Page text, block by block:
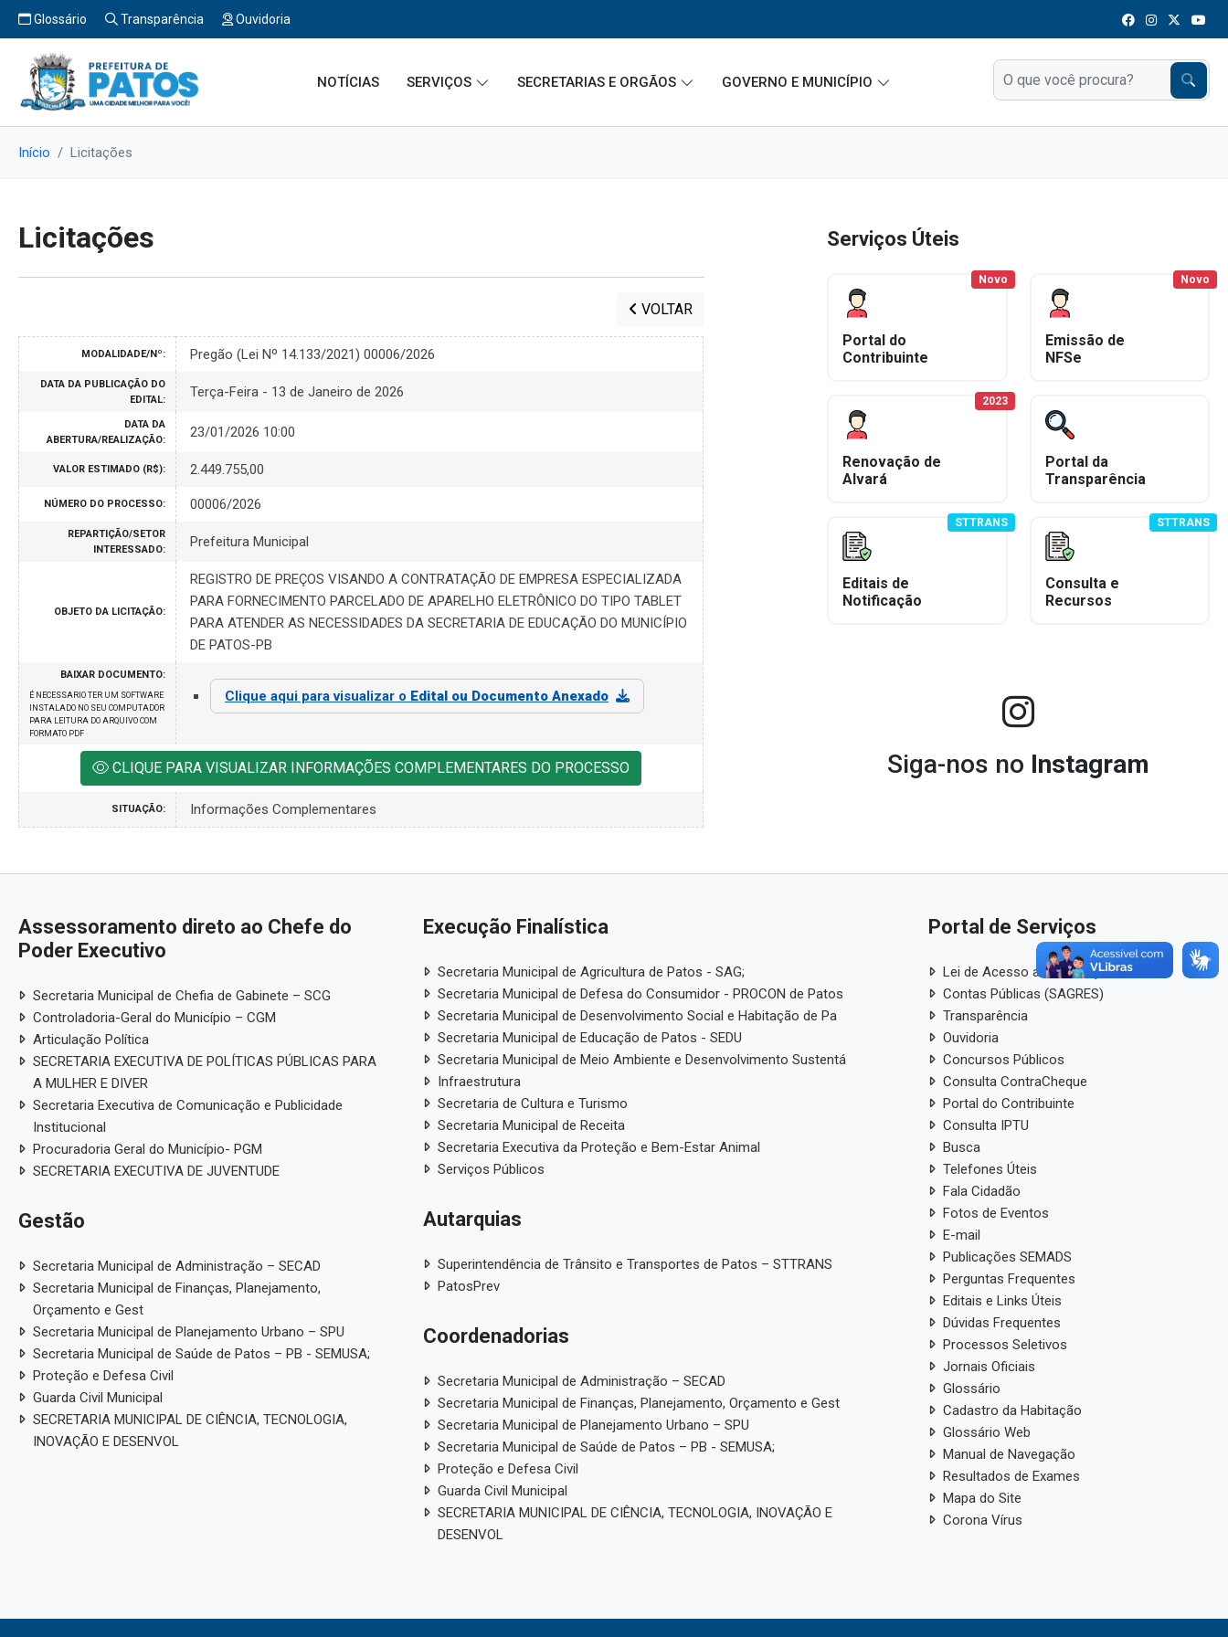
Glossário Transparência Ouvidoria
NOTÍCIAS SERVIÇOS SECRETARIAS E ORGÃOS GOVERNO E MUNICÍPIO
Início Licitações
Licitações
VOLTAR
MODALIDADE/Nº: Pregão (Lei Nº 14.133/2021) 00006/2026
DATA DA PUBLICAÇÃO DO
EDITAL:
Terça-Feira - 13 de Janeiro de 2026
DATA DA
ABERTURA/REALIZAÇÃO:
23/01/2026 10:00
VALOR ESTIMADO (R$): 2.449.755,00
NÚMERO DO PROCESSO: 00006/2026
REPARTIÇÃO/SETOR
INTERESSADO:
Prefeitura Municipal
OBJETO DA LICITAÇÃO:
REGISTRO DE PREÇOS VISANDO A CONTRATAÇÃO DE EMPRESA ESPECIALIZADA
PARA FORNECIMENTO PARCELADO DE APARELHO ELETRÔNICO DO TIPO TABLET
PARA ATENDER AS NECESSIDADES DA SECRETARIA DE EDUCAÇÃO DO MUNICÍPIO
DE PATOS-PB
BAIXAR DOCUMENTO:
É NECESSARIO TER UM SOFTWARE
INSTALADO NO SEU COMPUTADOR
PARA LEITURA DO ARQUIVO COM
FORMATO PDF
Clique aqui para visualizar o Edital ou Documento Anexado
CLIQUE PARA VISUALIZAR INFORMAÇÕES COMPLEMENTARES DO PROCESSO
SITUAÇÃO: Informações Complementares
Serviços Úteis
Portal do
Contribuinte
Novo
Emissão de
NFSe
Novo
Renovação de
Alvará
2023
Portal da
Transparência
Editais de
Notificação
STTRANS
Consulta e
Recursos
STTRANS
Siga-nos no Instagram
Assessoramento direto ao Chefe do
Poder Executivo
Secretaria Municipal de Chefia de Gabinete – SCG
Controladoria-Geral do Município – CGM
Articulação Política
SECRETARIA EXECUTIVA DE POLÍTICAS PÚBLICAS PARA
A MULHER E DIVER
Secretaria Executiva de Comunicação e Publicidade
Institucional
Procuradoria Geral do Município- PGM
SECRETARIA EXECUTIVA DE JUVENTUDE
Gestão
Secretaria Municipal de Administração – SECAD
Secretaria Municipal de Finanças, Planejamento,
Orçamento e Gest
Secretaria Municipal de Planejamento Urbano – SPU
Secretaria Municipal de Saúde de Patos – PB - SEMUSA;
Proteção e Defesa Civil
Guarda Civil Municipal
SECRETARIA MUNICIPAL DE CIÊNCIA, TECNOLOGIA,
INOVAÇÃO E DESENVOL
Execução Finalística
Secretaria Municipal de Agricultura de Patos - SAG;
Secretaria Municipal de Defesa do Consumidor - PROCON de Patos
Secretaria Municipal de Desenvolvimento Social e Habitação de Pa
Secretaria Municipal de Educação de Patos - SEDU
Secretaria Municipal de Meio Ambiente e Desenvolvimento Sustentá
Infraestrutura
Secretaria de Cultura e Turismo
Secretaria Municipal de Receita
Secretaria Executiva da Proteção e Bem-Estar Animal
Serviços Públicos
Autarquias
Superintendência de Trânsito e Transportes de Patos – STTRANS
PatosPrev
Coordenadorias
Secretaria Municipal de Administração – SECAD
Secretaria Municipal de Finanças, Planejamento, Orçamento e Gest
Secretaria Municipal de Planejamento Urbano – SPU
Secretaria Municipal de Saúde de Patos – PB - SEMUSA;
Proteção e Defesa Civil
Guarda Civil Municipal
SECRETARIA MUNICIPAL DE CIÊNCIA, TECNOLOGIA, INOVAÇÃO E
DESENVOL
Portal de Serviços
Lei de Acesso a Informação
Contas Públicas (SAGRES)
Transparência
Ouvidoria
Concursos Públicos
Consulta ContraCheque
Portal do Contribuinte
Consulta IPTU
Busca
Telefones Úteis
Fala Cidadão
Fotos de Eventos
E-mail
Publicações SEMADS
Perguntas Frequentes
Editais e Links Úteis
Dúvidas Frequentes
Processos Seletivos
Jornais Oficiais
Glossário
Cadastro da Habitação
Glossário Web
Manual de Navegação
Resultados de Exames
Mapa do Site
Corona Vírus